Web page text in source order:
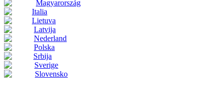
Magyarország
Italia
Lietuva
Latvija
Nederland
Polska
Srbija
Sverige
Slovensko